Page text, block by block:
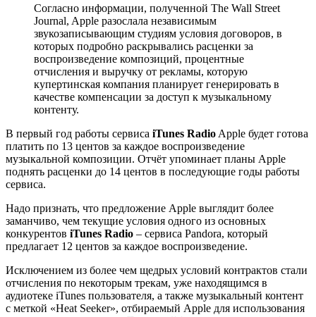
Согласно информации, полученной The Wall Street
Journal, Apple разослала независимым
звукозаписывающим студиям условия договоров, в
которых подробно раскрывались расценки за
воспроизведение композиций, процентные
отчисления и выручку от рекламы, которую
купертинская компания планирует генерировать в
качестве компенсации за доступ к музыкальному
контенту.
В первый год работы сервиса iTunes Radio Apple будет готова
платить по 13 центов за каждое воспроизведение
музыкальной композиции. Отчёт упоминает планы Apple
поднять расценки до 14 центов в последующие годы работы
сервиса.
Надо признать, что предложение Apple выглядит более
заманчиво, чем текущие условия одного из основных
конкурентов iTunes Radio – сервиса Pandora, который
предлагает 12 центов за каждое воспроизведение.
Исключением из более чем щедрых условий контрактов стали
отчисления по некоторым трекам, уже находящимся в
аудиотеке iTunes пользователя, а также музыкальный контент
с меткой «Heat Seeker», отбираемый Apple для использования